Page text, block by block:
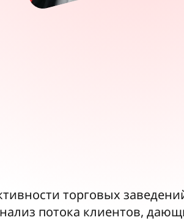
торговых
потока клиентов,